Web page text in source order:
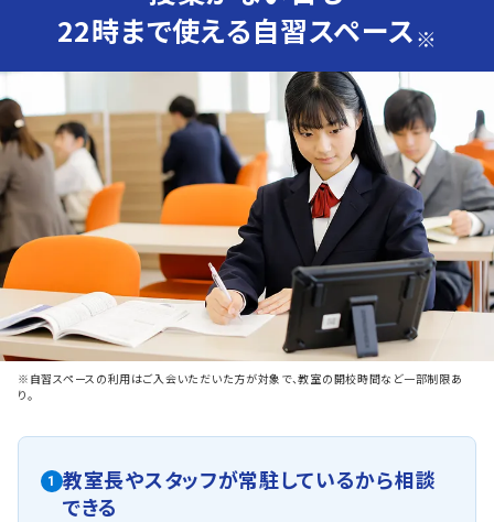
22時まで使える自習スペース※
※自習スペースの利用はご入会いただいた方が対象で、教室の開校時間など一部制限あ
り。
1
教室長やスタッフが常駐しているから相談
できる